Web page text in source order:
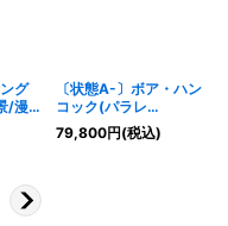
グ
/漫
〔状態A-〕ボア・ハン
コック(パラレ
ル/illust:otton)
【SR/P】{OP07-051}
79,800円(税込)